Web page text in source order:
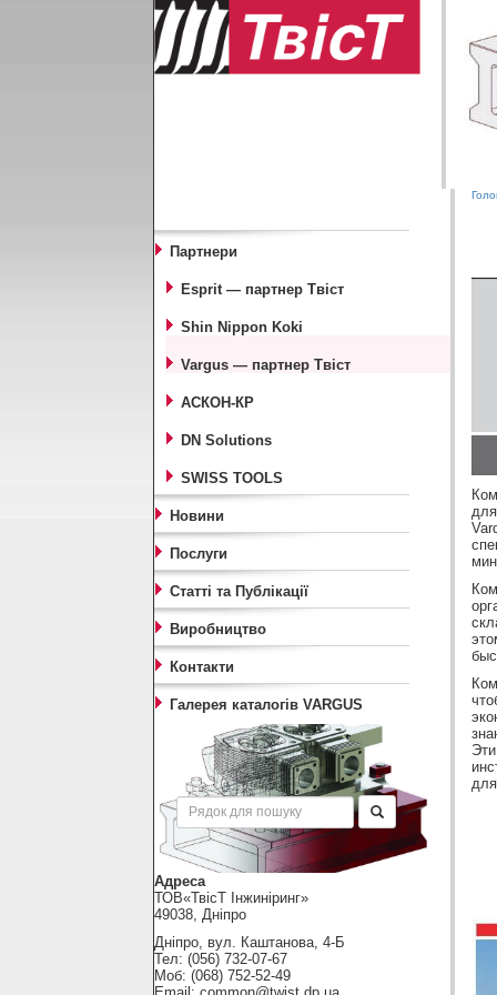
Партнери
Esprit — партнер Твіст
Shin Nippon Koki
Vargus — партнер Твіст
АСКОН-КР
DN Solutions
SWISS TOOLS
Новини
Послуги
Статті та Публікації
Виробництво
Контакти
Галерея каталогів VARGUS
Пошук
Адреса
ТОВ«ТвісТ Інжиніринг»
49038, Дніпро
Дніпро, вул. Каштанова, 4-Б
Тел: (056) 732-07-67
Моб: (068) 752-52-49